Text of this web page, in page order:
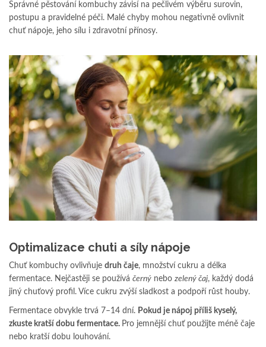
Správné pěstování kombuchy závisí na pečlivém výběru surovin,
postupu a pravidelné péči. Malé chyby mohou negativně ovlivnit
chuť nápoje, jeho sílu i zdravotní přínosy.
Optimalizace chuti a síly nápoje
Chuť kombuchy ovlivňuje druh čaje, množství cukru a délka
fermentace. Nejčastěji se používá černý nebo zelený čaj, každý dodá
jiný chuťový profil. Více cukru zvýší sladkost a podpoří růst houby.
Fermentace obvykle trvá 7–14 dní. Pokud je nápoj příliš kyselý,
zkuste kratší dobu fermentace. Pro jemnější chuť použijte méně čaje
nebo kratší dobu louhování.